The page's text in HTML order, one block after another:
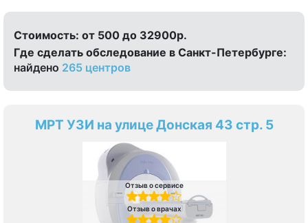
Стоимость: от 500 до 32900р.
Где сделать обследование в Санкт-Петербурге:
найдено 265 центров
МРТ УЗИ на улице Донская 43 стр. 5
Отзыв о сервисе
Отзыв о врачах